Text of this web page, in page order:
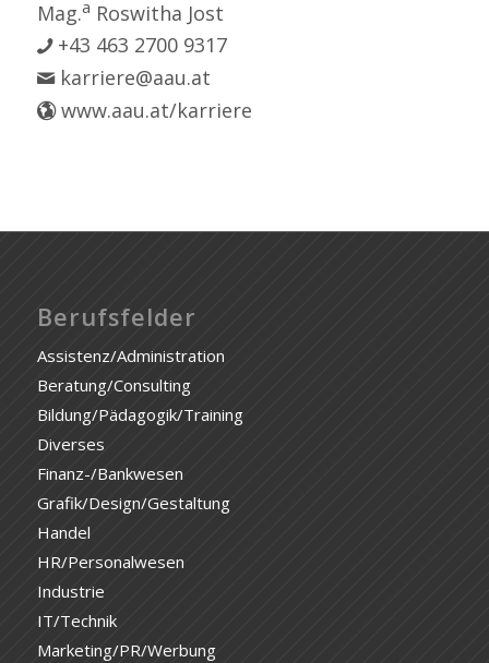
Mag.a Roswitha Jost
+43 463 2700 9317
karriere@aau.at
www.aau.at/karriere
Berufsfelder
Assistenz/Administration
Beratung/Consulting
Bildung/Pädagogik/Training
Diverses
Finanz-/Bankwesen
Grafik/Design/Gestaltung
Handel
HR/Personalwesen
Industrie
IT/Technik
Marketing/PR/Werbung